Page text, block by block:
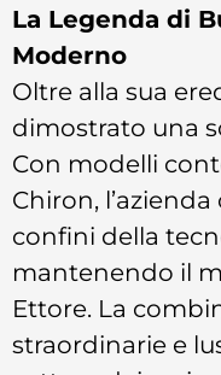
La Legenda di
Moderno
Oltre alla sua
dimostrato una
Con modelli
Chiron,
confini della
mantenendo il
Ettore. La
straordinarie e